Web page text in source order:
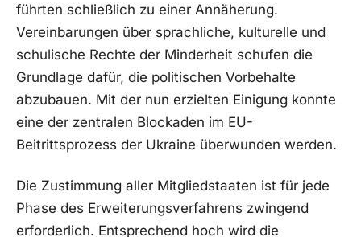
führten schließlich zu einer Annäherung.
Vereinbarungen über sprachliche, kulturelle und
schulische Rechte der Minderheit schufen die
Grundlage dafür, die politischen Vorbehalte
abzubauen. Mit der nun erzielten Einigung konnte
eine der zentralen Blockaden im EU-
Beitrittsprozess der Ukraine überwunden werden.
Die Zustimmung aller Mitgliedstaaten ist für jede
Phase des Erweiterungsverfahrens zwingend
erforderlich. Entsprechend hoch wird die